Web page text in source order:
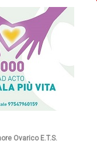
Ovarico E.T.S.